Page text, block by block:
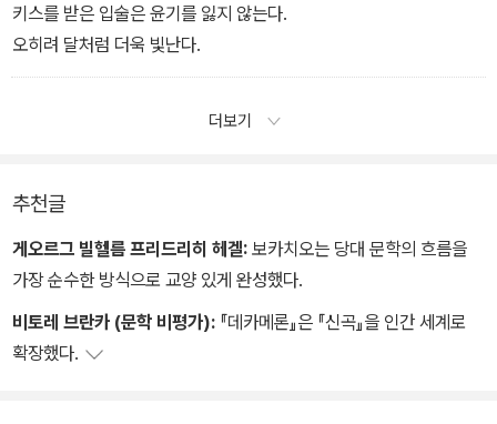
키스를 받은 입술은 윤기를 잃지 않는다.
오히려 달처럼 더욱 빛난다.
더보기
추천글
게오르그 빌헬름 프리드리히 헤겔: 보카치오는 당대 문학의 흐름을
가장 순수한 방식으로 교양 있게 완성했다.
비토레 브란카 (문학 비평가): 『데카메론』은 『신곡』을 인간 세계로
확장했다.